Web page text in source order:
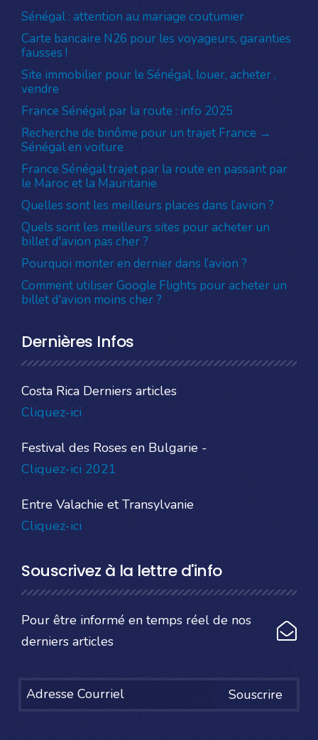
Sénégal : attention au mariage coutumier
Carte bancaire N26 pour les voyageurs, garanties
fausses !
Site immobilier pour le Sénégal, louer, acheter ,
vendre
France Sénégal par la route : info 2025
Recherche de binôme pour un trajet France →
Sénégal en voiture
France Sénégal trajet par la route en passant par
le Maroc et la Mauritanie
Quelles sont les meilleurs places dans l’avion ?
Quels sont les meilleurs sites pour acheter un
billet d'avion pas cher ?
Pourquoi monter en dernier dans l’avion ?
Comment utiliser Google Flights pour acheter un
billet d'avion moins cher ?
Dernières Infos
Costa Rica Derniers articles
Cliquez-ici
Festival des Roses en Bulgarie -
Cliquez-ici 2021
Entre Valachie et Transylvanie
Cliquez-ici
Souscrivez à la lettre d'info
Pour être informé en temps réel de nos
derniers articles
Souscrire